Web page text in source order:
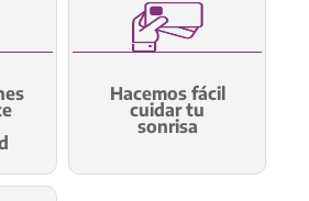
Hacemos fácil
cuidar tu
sonrisa